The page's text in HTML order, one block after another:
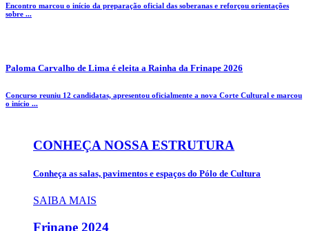
Encontro marcou o início da preparação oficial das soberanas e reforçou orientações
sobre ...
Paloma Carvalho de Lima é eleita a Rainha da Frinape 2026
Concurso reuniu 12 candidatas, apresentou oficialmente a nova Corte Cultural e marcou
o início ...
CONHEÇA NOSSA ESTRUTURA
Conheça as salas, pavimentos e espaços do Pólo de Cultura
SAIBA MAIS
Frinape 2024